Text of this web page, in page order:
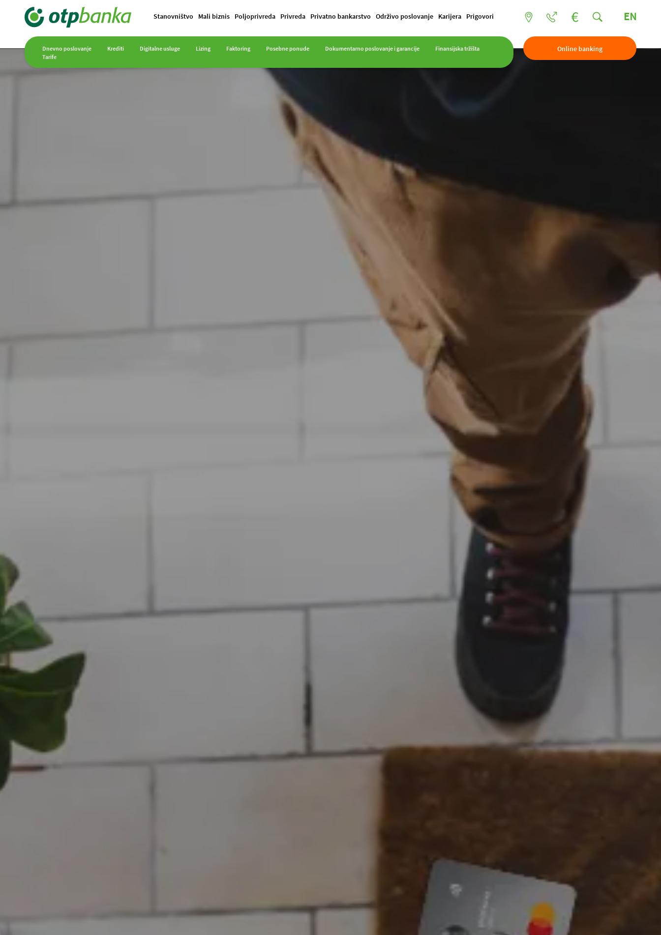
Stanovništvo Mali biznis
Dnevno poslovanje Krediti Digitalne usluge Lizing Faktoring Posebne ponude Dokumentarno poslovanje i garancije
Finansijska tržišta
Tarife
Poljoprivreda Privreda Privatno bankarstvo Održivo poslovanje Karijera Prigovori EN
Online banking